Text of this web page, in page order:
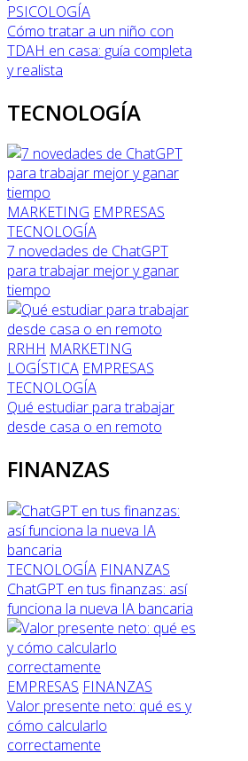
PSICOLOGÍA
Cómo tratar a un niño con
TDAH en casa: guía completa
y realista
TECNOLOGÍA
MARKETING EMPRESAS
TECNOLOGÍA
7 novedades de ChatGPT
para trabajar mejor y ganar
tiempo
RRHH MARKETING
LOGÍSTICA EMPRESAS
TECNOLOGÍA
Qué estudiar para trabajar
desde casa o en remoto
FINANZAS
TECNOLOGÍA FINANZAS
ChatGPT en tus finanzas: así
funciona la nueva IA bancaria
EMPRESAS FINANZAS
Valor presente neto: qué es y
cómo calcularlo
correctamente